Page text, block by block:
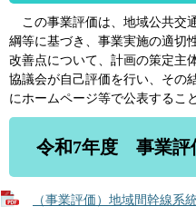
この事業評価は、地域公共交
綱等に基づき、事業実施の適切
改善点について、計画の策定主
協議会が自己評価を行い、その
にホームページ等で公表するこ
令和7年度 事業評
（事業評価）地域間幹線系